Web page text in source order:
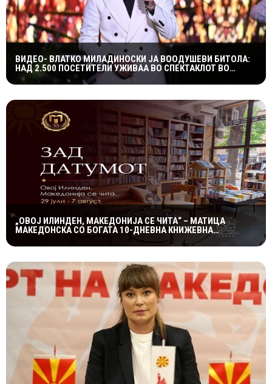
ВИДЕО- ВЛАТКО МИЛАДИНОСКИ ЈА ВООДУШЕВИ БИТОЛА:
НАД 2.500 ПОСЕТИТЕЛИ УЖИВАА ВО СПЕКТАКЛОТ ВО
ХЕРАКЛЕЈА
„ОВОЈ ИЛИНДЕН, МАКЕДОНИЈА СЕ ЧИТА“ – МАТИЦА
МАКЕДОНСКА СО БОГАТА 10-ДНЕВНА КНИЖЕВНА